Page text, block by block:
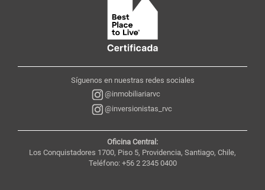
Síguenos en nuestras redes sociales
@inmobiliariarvc
@inversionistas_rvc
Oficina Central:
Los Conquistadores 1700, Piso 5, Providencia, Santiago, Chile,
Teléfono: +56 2 2345 0400